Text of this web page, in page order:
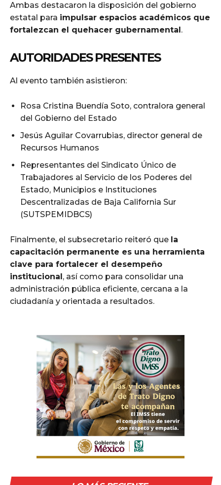
Ambas destacaron la disposición del gobierno
estatal para impulsar espacios académicos que
fortalezcan el quehacer gubernamental .
AUTORIDADES PRESENTES
Al evento también asistieron:
Rosa Cristina Buendía Soto, contralora general
del Gobierno del Estado
Jesús Aguilar Covarrubias, director general de
Recursos Humanos
Representantes del Sindicato Único de
Trabajadores al Servicio de los Poderes del
Estado, Municipios e Instituciones
Descentralizadas de Baja California Sur
(SUTSPEMIDBCS)
Finalmente, el subsecretario reiteró que la
capacitación permanente es una herramienta
clave para fortalecer el desempeño
institucional , así como para consolidar una
administración pública eficiente, cercana a la
ciudadanía y orientada a resultados.